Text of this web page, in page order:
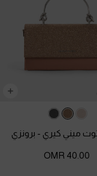
ميني كيري - برونزي
40.00 OMR